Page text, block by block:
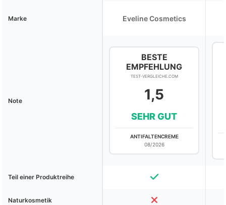
Marke Eveline Cosmetics
Note
BESTE
EMPFEHLUNG
TEST-VERGLEICHE.COM
1,5
SEHR GUT
ANTIFALTENCREME
08/2026
Teil einer Produktreihe
Naturkosmetik